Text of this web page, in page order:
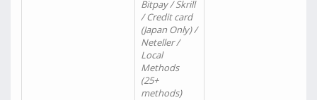
Bitpay / Skrill
/ Credit card
(Japan Only) /
Neteller /
Local
Methods
(25+
methods)